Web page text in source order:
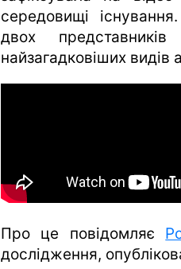
середовищі
двох
найзагадковіших видів
Про це повідомляє
дослідження,